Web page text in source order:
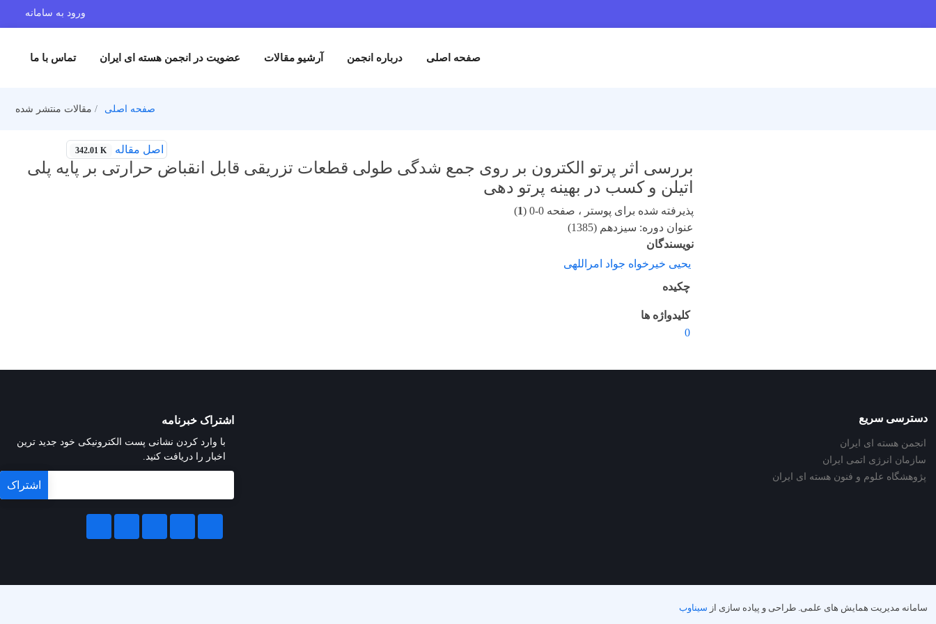
ورود به سامانه
صفحه اصلی درباره انجمن آرشیو مقالات عضویت در انجمن هسته ای ایران تماس با ما
صفحه اصلی مقالات منتشر شده
اصل مقاله 342.01 K
بررسی اثر پرتو الکترون بر روی جمع شدگی طولی قطعات تزریقی قابل انقباض حرارتی بر پایه پلی
اتیلن و کسب در بهینه پرتو دهی
پذیرفته شده برای پوستر ، صفحه 0-0 ( 1
)
عنوان دوره: سیزدهم (1385)
نویسندگان
یحیی خیرخواه جواد امراللهی
چکیده
کلیدواژه ها
0
دسترسی سریع
انجمن هسته ای ایران
سازمان انرژی اتمی ایران
پژوهشگاه علوم و فنون هسته ای ایران
اشتراک خبرنامه
با وارد کردن نشانی پست الکترونیکی خود جدید ترین
اخبار را دریافت کنید.
سامانه مدیریت همایش های علمی. طراحی و پیاده سازی از سیناوب